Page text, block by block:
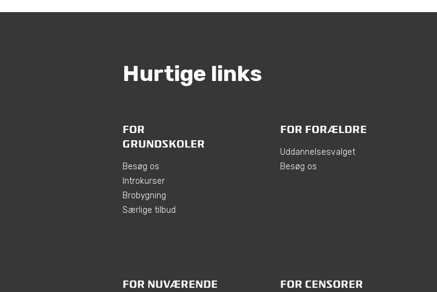
Hurtige links
FOR
GRUNDSKOLER
Besøg os
Introkurser
Brobygning
Særlige tilbud
FOR FORÆLDRE
Uddannelsesvalget
Besøg os
FOR NUVÆRENDE
FOR CENSORER